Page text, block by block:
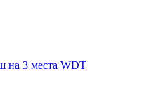
на 3 места WDT